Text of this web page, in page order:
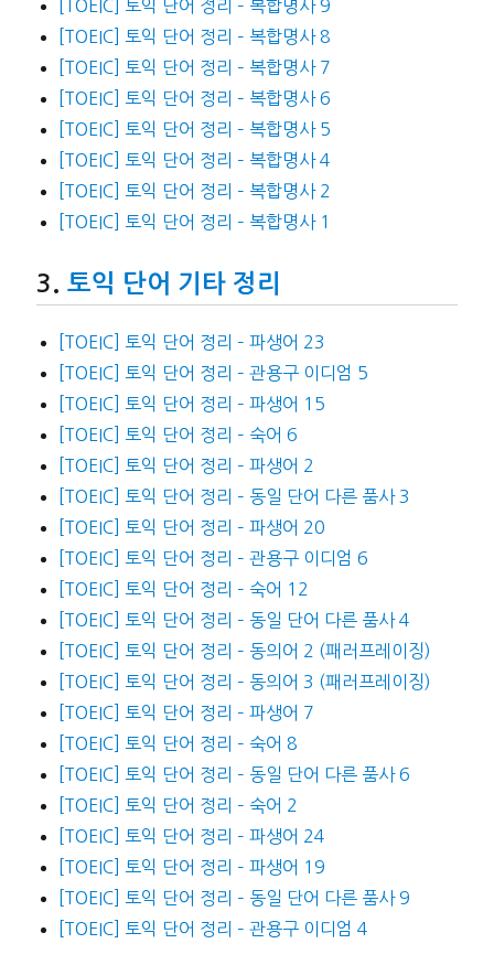
[TOEIC] 토익 단어 정리 – 복합명사 9
[TOEIC] 토익 단어 정리 – 복합명사 8
[TOEIC] 토익 단어 정리 – 복합명사 7
[TOEIC] 토익 단어 정리 – 복합명사 6
[TOEIC] 토익 단어 정리 – 복합명사 5
[TOEIC] 토익 단어 정리 – 복합명사 4
[TOEIC] 토익 단어 정리 – 복합명사 2
[TOEIC] 토익 단어 정리 – 복합명사 1
토익 단어 기타 정리
[TOEIC] 토익 단어 정리 – 파생어 23
[TOEIC] 토익 단어 정리 – 관용구 이디엄 5
[TOEIC] 토익 단어 정리 – 파생어 15
[TOEIC] 토익 단어 정리 – 숙어 6
[TOEIC] 토익 단어 정리 – 파생어 2
[TOEIC] 토익 단어 정리 – 동일 단어 다른 품사 3
[TOEIC] 토익 단어 정리 – 파생어 20
[TOEIC] 토익 단어 정리 – 관용구 이디엄 6
[TOEIC] 토익 단어 정리 – 숙어 12
[TOEIC] 토익 단어 정리 – 동일 단어 다른 품사 4
[TOEIC] 토익 단어 정리 – 동의어 2 (패러프레이징)
[TOEIC] 토익 단어 정리 – 동의어 3 (패러프레이징)
[TOEIC] 토익 단어 정리 – 파생어 7
[TOEIC] 토익 단어 정리 – 숙어 8
[TOEIC] 토익 단어 정리 – 동일 단어 다른 품사 6
[TOEIC] 토익 단어 정리 – 숙어 2
[TOEIC] 토익 단어 정리 – 파생어 24
[TOEIC] 토익 단어 정리 – 파생어 19
[TOEIC] 토익 단어 정리 – 동일 단어 다른 품사 9
[TOEIC] 토익 단어 정리 – 관용구 이디엄 4